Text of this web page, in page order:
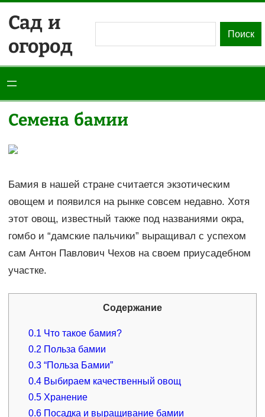
содержимому
Сад и
огород
Поиск
Семена бамии
Бамия в нашей стране считается экзотическим
овощем и появился на рынке совсем недавно. Хотя
этот овощ, известный также под названиями окра,
гомбо и “дамские пальчики” выращивал с успехом
сам Антон Павлович Чехов на своем приусадебном
участке.
Содержание
0.1 Что такое бамия?
0.2 Польза бамии
0.3 “Польза Бамии”
0.4 Выбираем качественный овощ
0.5 Хранение
0.6 Посадка и выращивание бамии